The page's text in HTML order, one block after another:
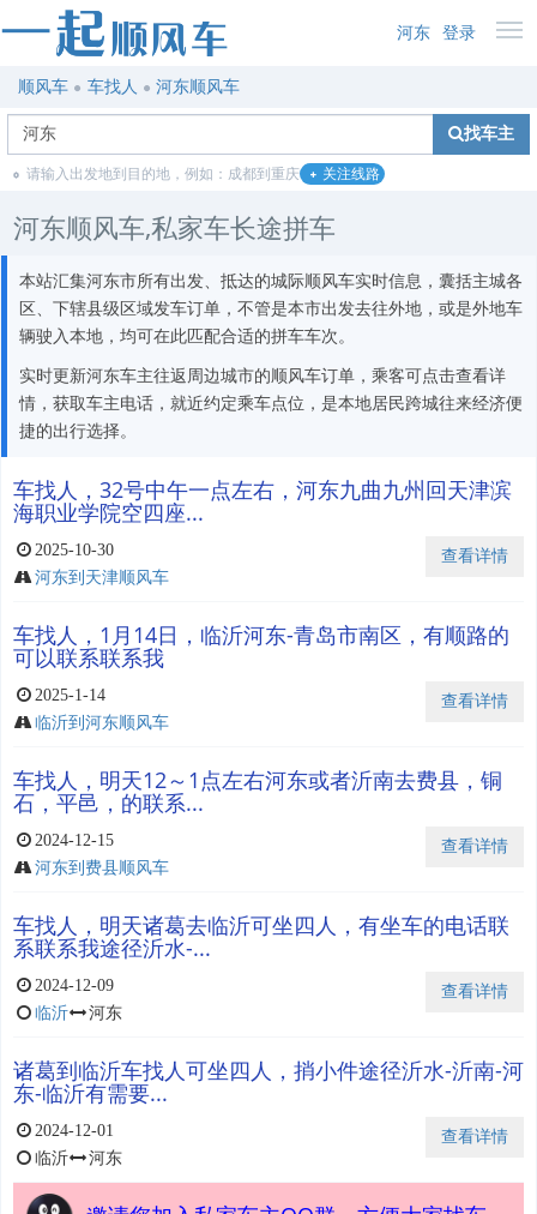
河东 登录
顺风车 车找人 河东顺风车
找车主
请输入出发地到目的地，例如：成都到重庆 关注线路
河东顺风车,私家车长途拼车
本站汇集河东市所有出发、抵达的城际顺风车实时信息，囊括主城各
区、下辖县级区域发车订单，不管是本市出发去往外地，或是外地车
辆驶入本地，均可在此匹配合适的拼车车次。
实时更新河东车主往返周边城市的顺风车订单，乘客可点击查看详
情，获取车主电话，就近约定乘车点位，是本地居民跨城往来经济便
捷的出行选择。
车找人，32号中午一点左右，河东九曲九州回天津滨
海职业学院空四座...
查看详情
2025-10-30
河东到天津顺风车
车找人，1月14日，临沂河东-青岛市南区，有顺路的
可以联系联系我
查看详情
2025-1-14
临沂到河东顺风车
车找人，明天12～1点左右河东或者沂南去费县，铜
石，平邑，的联系...
查看详情
2024-12-15
河东到费县顺风车
车找人，明天诸葛去临沂可坐四人，有坐车的电话联
系联系我途径沂水-...
查看详情
2024-12-09
临沂
河东
诸葛到临沂车找人可坐四人，捎小件途径沂水-沂南-河
东-临沂有需要...
查看详情
2024-12-01
临沂
河东